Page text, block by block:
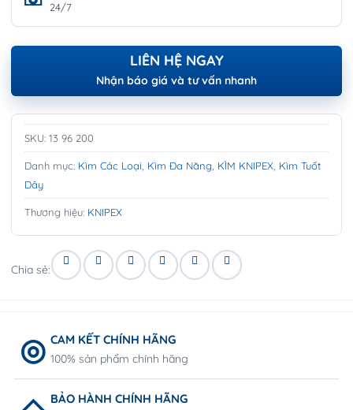
24/7
LIÊN HỆ NGAY
Nhận báo giá và tư vấn nhanh
SKU: 13 96 200
Danh mục: Kìm Các Loại Kìm Đa Năng KÌM KNIPEX Kìm Tuốt
Dây
Thương hiệu: KNIPEX
Chia sẻ:
CAM KẾT CHÍNH HÃNG
100% sản phẩm chính hãng
BẢO HÀNH CHÍNH HÃNG